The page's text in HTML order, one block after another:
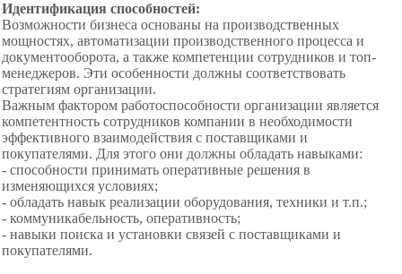
Идентификация способностей:
Возможности бизнеса основаны на производственных
мощностях, автоматизации производственного процесса и
документооборота, а также компетенции сотрудников и топ-
менеджеров. Эти особенности должны соответствовать
стратегиям организации.
Важным фактором работоспособности организации является
компетентность сотрудников компании в необходимости
эффективного взаимодействия с поставщиками и
покупателями. Для этого они должны обладать навыками:
- способности принимать оперативные решения в
изменяющихся условиях;
- обладать навык реализации оборудования, техники и т.п.;
- коммуникабельность, оперативность;
- навыки поиска и установки связей с поставщиками и
покупателями.